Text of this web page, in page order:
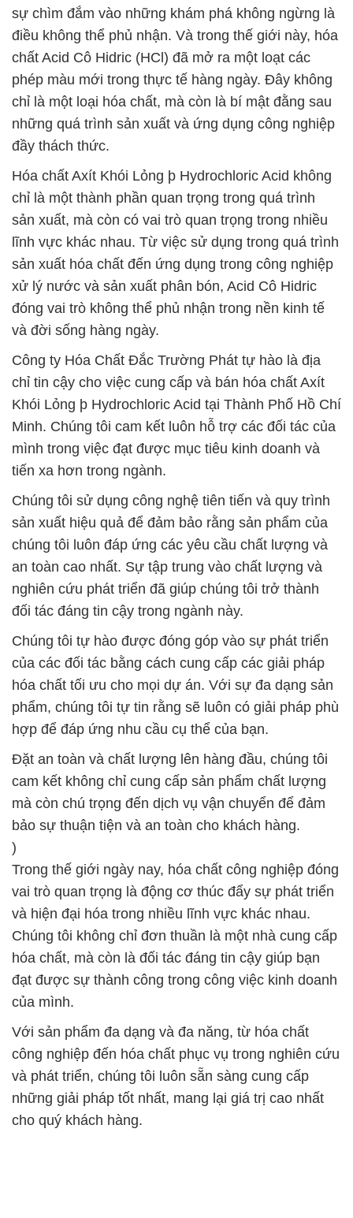
sự chìm đắm vào những khám phá không ngừng là
điều không thể phủ nhận. Và trong thế giới này, hóa
chất Acid Cô Hidric (HCl) đã mở ra một loạt các
phép màu mới trong thực tế hàng ngày. Đây không
chỉ là một loại hóa chất, mà còn là bí mật đằng sau
những quá trình sản xuất và ứng dụng công nghiệp
đầy thách thức.
Hóa chất Axít Khói Lỏng þ Hydrochloric Acid không
chỉ là một thành phần quan trọng trong quá trình
sản xuất, mà còn có vai trò quan trọng trong nhiều
lĩnh vực khác nhau. Từ việc sử dụng trong quá trình
sản xuất hóa chất đến ứng dụng trong công nghiệp
xử lý nước và sản xuất phân bón, Acid Cô Hidric
đóng vai trò không thể phủ nhận trong nền kinh tế
và đời sống hàng ngày.
Công ty Hóa Chất Đắc Trường Phát tự hào là địa
chỉ tin cậy cho việc cung cấp và bán hóa chất Axít
Khói Lỏng þ Hydrochloric Acid tại Thành Phố Hồ Chí
Minh. Chúng tôi cam kết luôn hỗ trợ các đối tác của
mình trong việc đạt được mục tiêu kinh doanh và
tiến xa hơn trong ngành.
Chúng tôi sử dụng công nghệ tiên tiến và quy trình
sản xuất hiệu quả để đảm bảo rằng sản phẩm của
chúng tôi luôn đáp ứng các yêu cầu chất lượng và
an toàn cao nhất. Sự tập trung vào chất lượng và
nghiên cứu phát triển đã giúp chúng tôi trở thành
đối tác đáng tin cậy trong ngành này.
Chúng tôi tự hào được đóng góp vào sự phát triển
của các đối tác bằng cách cung cấp các giải pháp
hóa chất tối ưu cho mọi dự án. Với sự đa dạng sản
phẩm, chúng tôi tự tin rằng sẽ luôn có giải pháp phù
hợp để đáp ứng nhu cầu cụ thể của bạn.
Đặt an toàn và chất lượng lên hàng đầu, chúng tôi
cam kết không chỉ cung cấp sản phẩm chất lượng
mà còn chú trọng đến dịch vụ vận chuyển để đảm
bảo sự thuận tiện và an toàn cho khách hàng.
)
Trong thế giới ngày nay, hóa chất công nghiệp đóng
vai trò quan trọng là động cơ thúc đẩy sự phát triển
và hiện đại hóa trong nhiều lĩnh vực khác nhau.
Chúng tôi không chỉ đơn thuần là một nhà cung cấp
hóa chất, mà còn là đối tác đáng tin cậy giúp bạn
đạt được sự thành công trong công việc kinh doanh
của mình.
Với sản phẩm đa dạng và đa năng, từ hóa chất
công nghiệp đến hóa chất phục vụ trong nghiên cứu
và phát triển, chúng tôi luôn sẵn sàng cung cấp
những giải pháp tốt nhất, mang lại giá trị cao nhất
cho quý khách hàng.